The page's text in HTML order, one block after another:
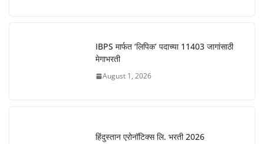
IBPS मार्फत ‘लिपिक’ पदाच्या 11403 जागांसाठी
मेगाभरती
August 1, 2026
हिंदुस्तान एरोनॉटिक्स लि. भरती 2026